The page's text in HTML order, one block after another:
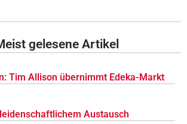
gelesene Artikel
Tim Allison übernimmt Edeka-Markt
Austausch